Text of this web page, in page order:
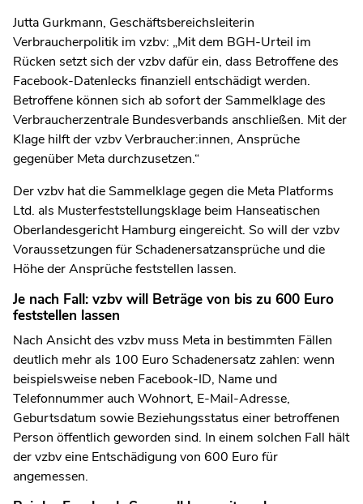
Jutta Gurkmann, Geschäftsbereichsleiterin
Verbraucherpolitik im vzbv: „Mit dem BGH-Urteil im
Rücken setzt sich der vzbv dafür ein, dass Betroffene des
Facebook-Datenlecks finanziell entschädigt werden.
Betroffene können sich ab sofort der Sammelklage des
Verbraucherzentrale Bundesverbands anschließen. Mit der
Klage hilft der vzbv Verbraucher:innen, Ansprüche
gegenüber Meta durchzusetzen.“
Der vzbv hat die Sammelklage gegen die Meta Platforms
Ltd. als Musterfeststellungsklage beim Hanseatischen
Oberlandesgericht Hamburg eingereicht. So will der vzbv
Voraussetzungen für Schadenersatzansprüche und die
Höhe der Ansprüche feststellen lassen.
Je nach Fall: vzbv will Beträge von bis zu 600 Euro
feststellen lassen
Nach Ansicht des vzbv muss Meta in bestimmten Fällen
deutlich mehr als 100 Euro Schadenersatz zahlen: wenn
beispielsweise neben Facebook-ID, Name und
Telefonnummer auch Wohnort, E-Mail-Adresse,
Geburtsdatum sowie Beziehungsstatus einer betroffenen
Person öffentlich geworden sind. In einem solchen Fall hält
der vzbv eine Entschädigung von 600 Euro für
angemessen.